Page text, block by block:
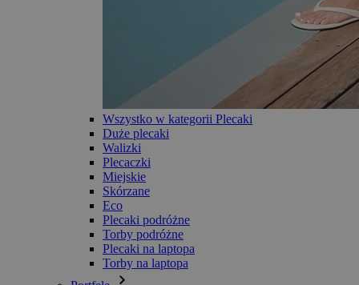
Wszystko w kategorii Plecaki
Duże plecaki
Walizki
Plecaczki
Miejskie
Skórzane
Eco
Plecaki podróżne
Torby podróżne
Plecaki na laptopa
Torby na laptopa